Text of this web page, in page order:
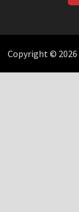
Copyright © 2026